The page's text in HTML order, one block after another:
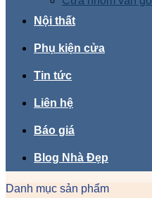
Nội thất
Phụ kiện cửa
Tin tức
Liên hệ
Báo giá
Blog Nhà Đẹp
Danh mục sản phẩm